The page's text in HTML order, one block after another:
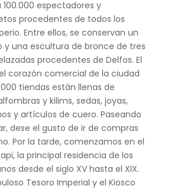
espectadores y
procedentes de todos los
Entre ellos, se conservan un
y una escultura de bronce de tres
procedentes de Delfos. El
corazón comercial de la ciudad
tiendas están llenas de
y kilims, sedas, joyas,
y artículos de cuero. Paseando
dese el gusto de ir de compras
Por la tarde, comenzamos en el
la principal residencia de los
desde el siglo XV hasta el XIX.
Tesoro Imperial y el Kiosco